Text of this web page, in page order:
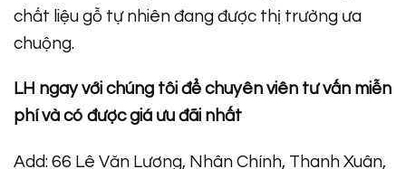
chất liệu gỗ tự nhiên đang được thị trường ưa
chuộng.
LH ngay với chúng tôi để chuyên viên tư vấn miễn
phí và có được giá ưu đãi nhất
Add: 66 Lê Văn Lương, Nhân Chính, Thanh Xuân,